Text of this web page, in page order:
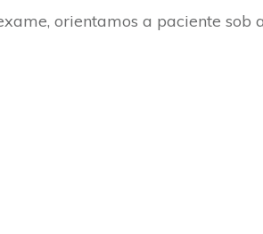
orientamos a paciente